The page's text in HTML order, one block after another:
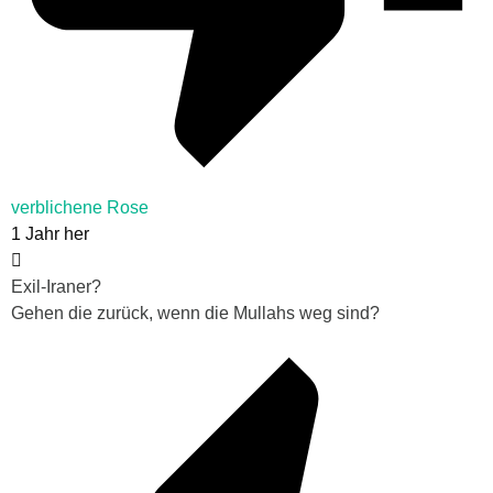
verblichene Rose
1 Jahr her
Exil-Iraner?
Gehen die zurück, wenn die Mullahs weg sind?